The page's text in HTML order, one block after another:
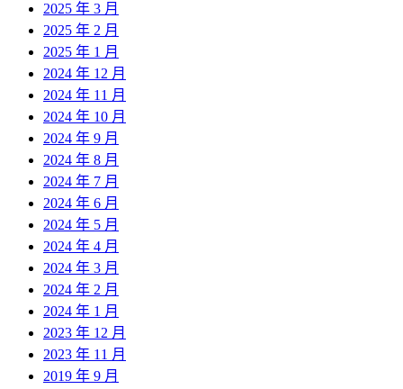
2025 年 3 月
2025 年 2 月
2025 年 1 月
2024 年 12 月
2024 年 11 月
2024 年 10 月
2024 年 9 月
2024 年 8 月
2024 年 7 月
2024 年 6 月
2024 年 5 月
2024 年 4 月
2024 年 3 月
2024 年 2 月
2024 年 1 月
2023 年 12 月
2023 年 11 月
2019 年 9 月